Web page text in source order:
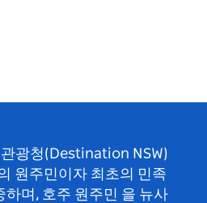
광청(Destination NSW)
원주민이자 최초의 민족
하며, 호주 원주민 을 뉴사